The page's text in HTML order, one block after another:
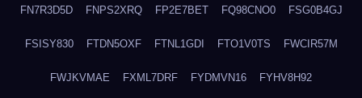
FN7R3D5D FNPS2XRQ FP2E7BET FQ98CNO0 FSG0B4GJ
FSISY830 FTDN5OXF FTNL1GDI FTO1V0TS FWCIR57M
FWJKVMAE FXML7DRF FYDMVN16 FYHV8H92